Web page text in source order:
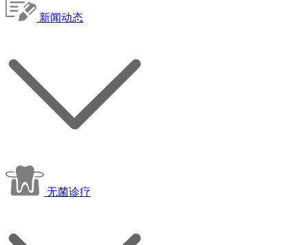
新闻动态
无菌诊疗